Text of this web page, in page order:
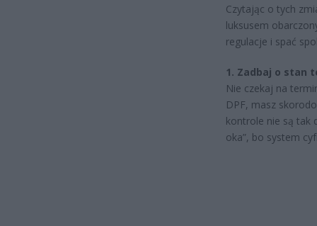
Czytając o tych
luksusem
regulacje i spać
1. Zadbaj o stan
Nie czekaj na
DPF, masz
kontrole nie są tak
oka”, bo system